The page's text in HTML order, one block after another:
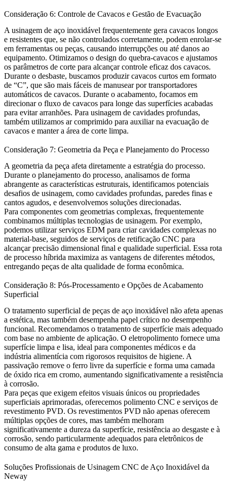
Consideração 6: Controle de Cavacos e Gestão de Evacuação
A usinagem de aço inoxidável frequentemente gera cavacos longos
e resistentes que, se não controlados corretamente, podem enrolar-se
em ferramentas ou peças, causando interrupções ou até danos ao
equipamento. Otimizamos o design do quebra-cavacos e ajustamos
os parâmetros de corte para alcançar controle eficaz dos cavacos.
Durante o desbaste, buscamos produzir cavacos curtos em formato
de “C”, que são mais fáceis de manusear por transportadores
automáticos de cavacos. Durante o acabamento, focamos em
direcionar o fluxo de cavacos para longe das superfícies acabadas
para evitar arranhões. Para usinagem de cavidades profundas,
também utilizamos ar comprimido para auxiliar na evacuação de
cavacos e manter a área de corte limpa.
Consideração 7: Geometria da Peça e Planejamento do Processo
A geometria da peça afeta diretamente a estratégia do processo.
Durante o planejamento do processo, analisamos de forma
abrangente as características estruturais, identificamos potenciais
desafios de usinagem, como cavidades profundas, paredes finas e
cantos agudos, e desenvolvemos soluções direcionadas.
Para componentes com geometrias complexas, frequentemente
combinamos múltiplas tecnologias de usinagem. Por exemplo,
podemos utilizarserviços EDM para criar cavidades complexas no
material-base, seguidos de serviços de retificação CNC para
alcançar precisão dimensional final e qualidade superficial. Essa rota
de processo híbrida maximiza as vantagens de diferentes métodos,
entregando peças de alta qualidade de forma econômica.
Consideração 8: Pós-Processamento e Opções de Acabamento
Superficial
O tratamento superficial de peças de aço inoxidável não afeta apenas
a estética, mas também desempenha papel crítico no desempenho
funcional. Recomendamos o tratamento de superfície mais adequado
com base no ambiente de aplicação. O eletropolimento fornece uma
superfície limpa e lisa, ideal para componentes médicos e da
indústria alimentícia com rigorosos requisitos de higiene. A
passivação remove o ferro livre da superfície e forma uma camada
de óxido rica em cromo, aumentando significativamente a resistência
à corrosão.
Para peças que exigem efeitos visuais únicos ou propriedades
superficiais aprimoradas, oferecemos polimento CNC e serviços de
revestimento PVD. Os revestimentos PVD não apenas oferecem
múltiplas opções de cores, mas também melhoram
significativamente a dureza da superfície, resistência ao desgaste e à
corrosão, sendo particularmente adequados para eletrônicos de
consumo de alta gama e produtos de luxo.
Soluções Profissionais de Usinagem CNC de Aço Inoxidável da
Neway